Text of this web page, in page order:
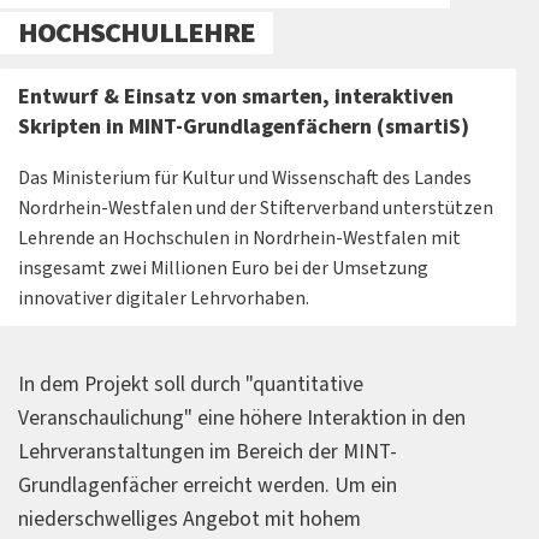
HOCHSCHULLEHRE
Entwurf & Einsatz von smarten, interaktiven
Skripten in MINT-Grundlagenfächern (smartiS)
Das Ministerium für Kultur und Wissenschaft des Landes
Nordrhein-Westfalen und der Stifterverband unterstützen
Lehrende an Hochschulen in Nordrhein-Westfalen mit
insgesamt zwei Millionen Euro bei der Umsetzung
innovativer digitaler Lehrvorhaben.
In dem Projekt soll durch "quantitative
Veranschaulichung" eine höhere Interaktion in den
Lehrveranstaltungen im Bereich der MINT-
Grundlagenfächer erreicht werden. Um ein
niederschwelliges Angebot mit hohem